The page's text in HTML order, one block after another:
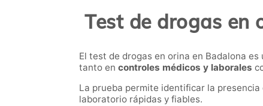
Test de drogas en
El test de drogas en orina en Badalona
tanto en controles médicos y laborales
La prueba permite identificar la
laboratorio rápidas y fiables.